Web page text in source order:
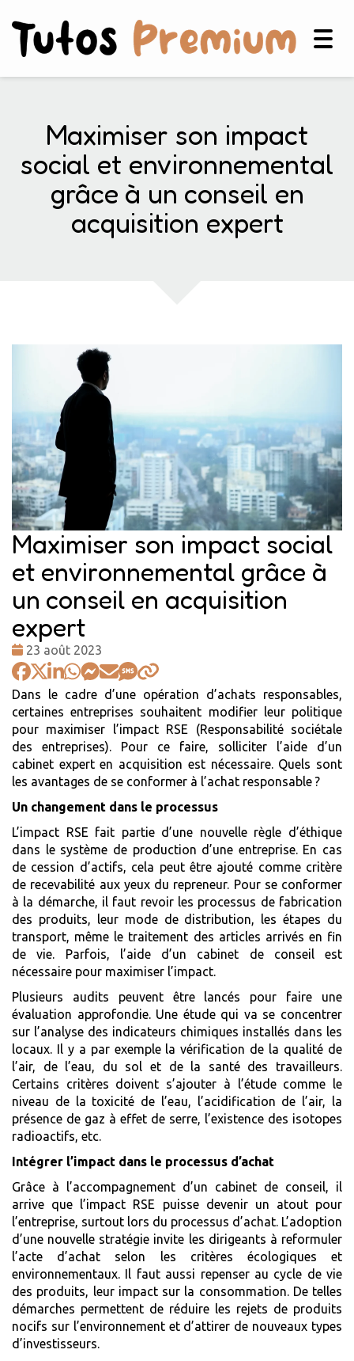
Maximiser son impact
social et environnemental
grâce à un conseil en
acquisition expert
Maximiser son impact social
et environnemental grâce à
un conseil en acquisition
expert
Date
:
23 août 2023
Dans le cadre d’une opération d’achats responsables,
certaines entreprises souhaitent modifier leur politique
pour maximiser l’impact RSE (Responsabilité sociétale
des entreprises). Pour ce faire, solliciter l’aide d’un
cabinet expert en acquisition est nécessaire. Quels sont
les avantages de se conformer à l’achat responsable ?
Un changement dans le processus
L’impact RSE fait partie d’une nouvelle règle d’éthique
dans le système de production d’une entreprise. En cas
de cession d’actifs, cela peut être ajouté comme critère
de recevabilité aux yeux du repreneur. Pour se conformer
à la démarche, il faut revoir les processus de fabrication
des produits, leur mode de distribution, les étapes du
transport, même le traitement des articles arrivés en fin
de vie. Parfois, l’aide d’un cabinet de conseil est
nécessaire pour maximiser l’impact.
Plusieurs audits peuvent être lancés pour faire une
évaluation approfondie. Une étude qui va se concentrer
sur l’analyse des indicateurs chimiques installés dans les
locaux. Il y a par exemple la vérification de la qualité de
l’air, de l’eau, du sol et de la santé des travailleurs.
Certains critères doivent s’ajouter à l’étude comme le
niveau de la toxicité de l’eau, l’acidification de l’air, la
présence de gaz à effet de serre, l’existence des isotopes
radioactifs, etc.
Intégrer l’impact dans le processus d’achat
Grâce à l’accompagnement d’un cabinet de conseil, il
arrive que l’impact RSE puisse devenir un atout pour
l’entreprise, surtout lors du processus d’achat. L’adoption
d’une nouvelle stratégie invite les dirigeants à reformuler
l’acte d’achat selon les critères écologiques et
environnementaux. Il faut aussi repenser au cycle de vie
des produits, leur impact sur la consommation. De telles
démarches permettent de réduire les rejets de produits
nocifs sur l’environnement et d’attirer de nouveaux types
d’investisseurs.